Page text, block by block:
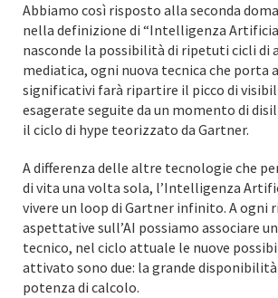
Abbiamo così risposto alla seconda
nella definizione di “Intelligenza
nasconde la possibilità di ripetuti cicli di
mediatica, ogni nuova tecnica che porta
significativi farà ripartire il picco di
esagerate seguite da un momento di
il ciclo di hype teorizzato da Gartner.
A differenza delle altre tecnologie che
di vita una volta sola, l’Intelligenza
vivere un loop di Gartner infinito. A ogni
aspettative sull’AI possiamo associare
tecnico, nel ciclo attuale le nuove
attivato sono due: la grande disponibilità
potenza di calcolo.